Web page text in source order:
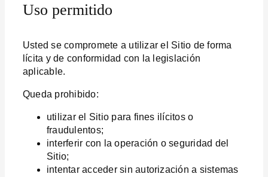
Uso permitido
Usted se compromete a utilizar el Sitio de forma
lícita y de conformidad con la legislación
aplicable.
Queda prohibido:
utilizar el Sitio para fines ilícitos o
fraudulentos;
interferir con la operación o seguridad del
Sitio;
intentar acceder sin autorización a sistemas